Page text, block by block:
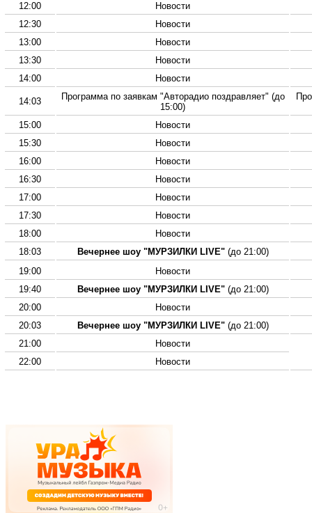
12:00
Новости
12:30
Новости
13:00
Новости
13:30
Новости
14:00
Новости
14:03
Программа по заявкам "Авторадио поздравляет" (до
15:00)
15:00
Новости
15:30
Новости
16:00
Новости
16:30
Новости
17:00
Новости
17:30
Новости
18:00
Новости
18:03
Вечернее шоу "МУРЗИЛКИ LIVE"(до 21:00)
19:00
Новости
19:40
Вечернее шоу "МУРЗИЛКИ LIVE"(до 21:00)
20:00
Новости
20:03
Вечернее шоу "МУРЗИЛКИ LIVE"(до 21:00)
21:00
Новости
22:00
Новости